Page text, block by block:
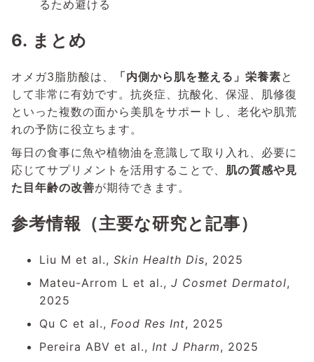
るため避ける
6. まとめ
オメガ3脂肪酸は、 「内側から肌を整える」栄養素と
して非常に有効です。抗炎症、抗酸化、保湿、肌修復
といった複数の面から美肌をサポートし、老化や肌荒
れの予防に役立ちます。
毎日の食事に魚や植物油を意識して取り入れ、必要に
応じてサプリメントを活用することで、 肌の質感や見
た目年齢の改善が期待できます。
参考情報（主要な研究と記事）
Liu M et al., Skin Health Dis, 2025
Mateu-Arrom L et al., J Cosmet Dermatol,
2025
Qu C et al., Food Res Int, 2025
Pereira ABV et al., Int J Pharm, 2025